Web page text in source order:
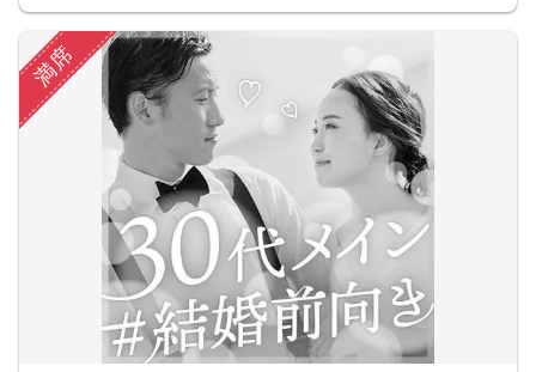
■MATCHING SHUTTER
る…パーティー開始とともについに開く…あなたの前に現れるのは誰！？
■NEW個室シート採用
他人との無駄な接触を極力抑えた座席正面、そして左右には専用パーティション
やカーテンで仕切られた壁空間は男女別、誰にも見られないプライベート感が半
■WhiteKey AI Matching
ホワイトキーが生んだ未来のマッチングプログラム・カップルになる確率％を事
前に知らせる相性診断機能・話すべき相手は「AI」が決めてくれる
参加条件：友達を増やしたい方・出逢いを探されている方
満席